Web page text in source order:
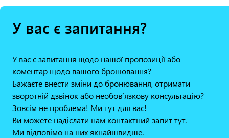
У вас є запитання?
У вас є запитання щодо нашої пропозиції або
коментар щодо вашого бронювання?
Бажаєте внести зміни до бронювання, отримати
зворотній дзвінок або необов’язкову консультацію?
Зовсім не проблема! Ми тут для вас!
Ви можете надіслати нам контактний запит тут.
Ми відповімо на них якнайшвидше.